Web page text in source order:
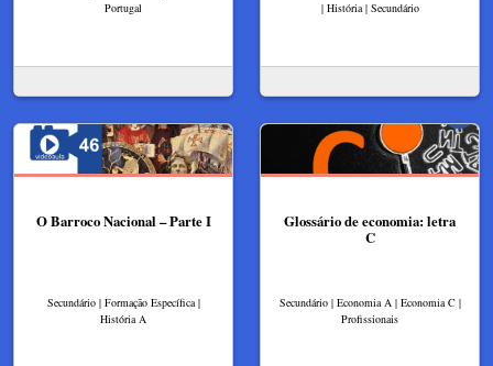
Portugal
| História | Secundário
O Barroco Nacional – Parte I
Secundário | Formação Específica |
História A
Glossário de economia: letra
C
Secundário | Economia A | Economia C |
Profissionais